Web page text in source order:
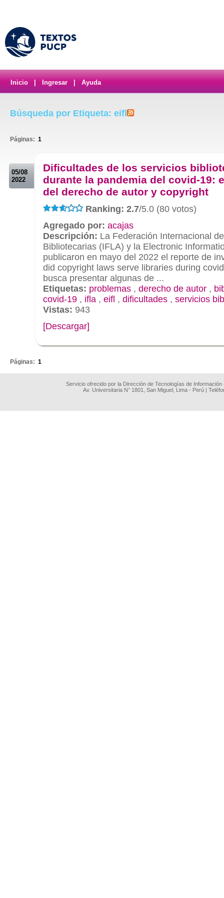
Inicio Ingresar Ayuda
Búsqueda por Etiqueta: eifl
Páginas: 1
05/08
2022
Dificultades de los servicios
durante la pandemia del covid-19:
del derecho de autor y copyright
Ranking: 2.7/5.0 (80 votos)
Agregado por: acajas
Descripción: La Federación Internacional
Bibliotecarias (IFLA) y la Electronic
publicaron en mayo del 2022 el reporte de
did copyright laws serve libraries during
busca presentar algunas de ...
Etiquetas: problemas , derecho de autor ,
covid-19 , ifla , eifl , dificultades , servicios
Vistas: 943
[Descargar]
Páginas: 1
Servicio ofrecido por la Dirección de Tecnologías de
Av. Universitaria N° 1801, San Miguel, Lima - Perú |